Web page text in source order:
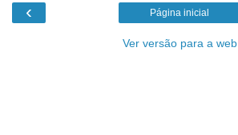
‹ Página inicial
Ver versão para a web